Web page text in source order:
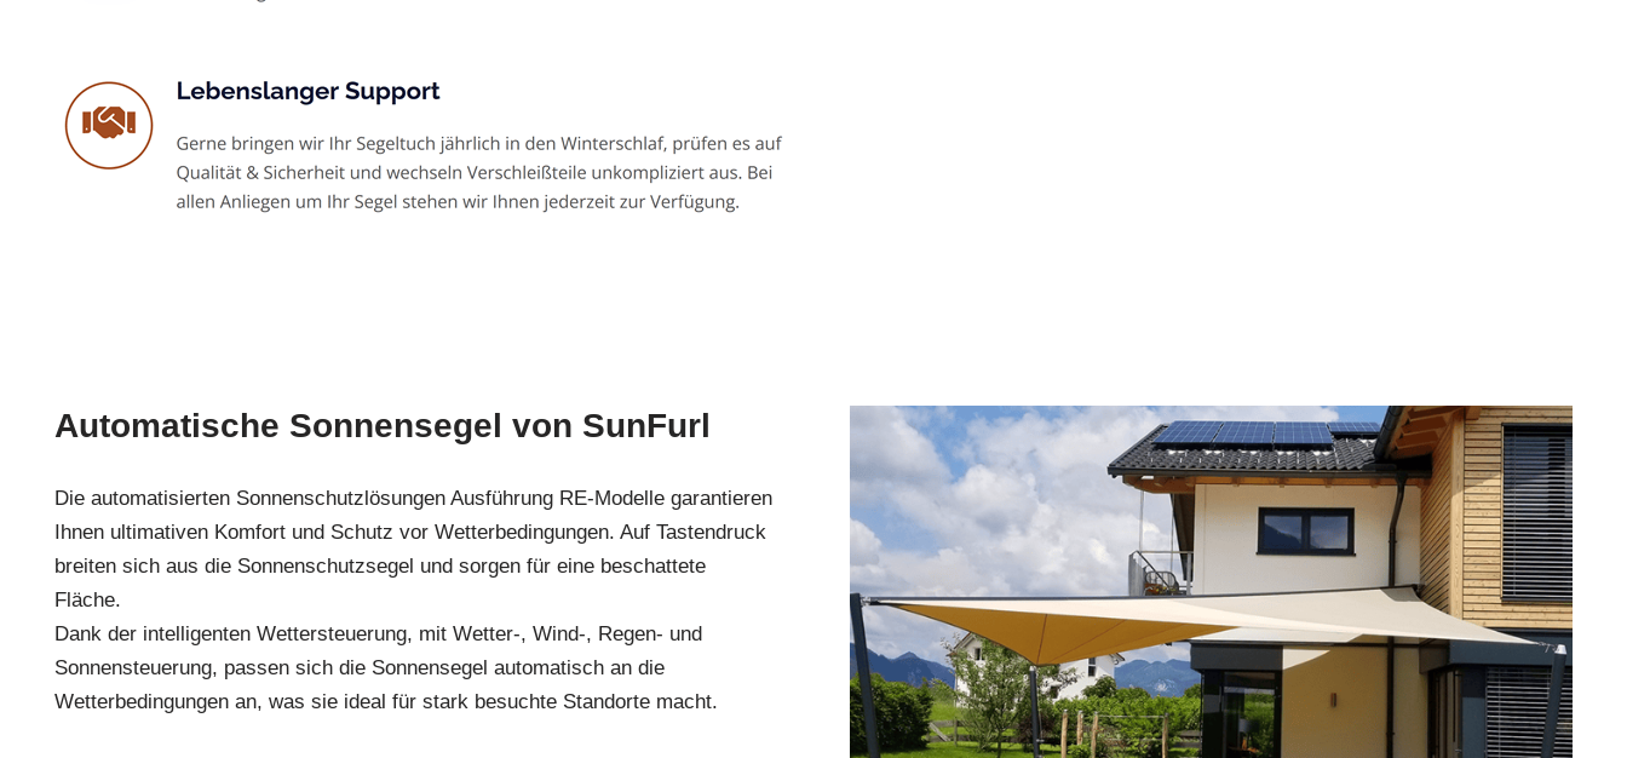
Automatische Sonnensegel von SunFurl
Die automatisierten Sonnenschutzlösungen Ausführung RE-Modelle garantieren
Ihnen ultimativen Komfort und Schutz vor Wetterbedingungen. Auf Tastendruck
breiten sich aus die Sonnenschutzsegel und sorgen für eine beschattete
Fläche.
Dank der intelligenten Wettersteuerung, mit Wetter-, Wind-, Regen- und
Sonnensteuerung, passen sich die Sonnensegel automatisch an die
Wetterbedingungen an, was sie ideal für stark besuchte Standorte macht.